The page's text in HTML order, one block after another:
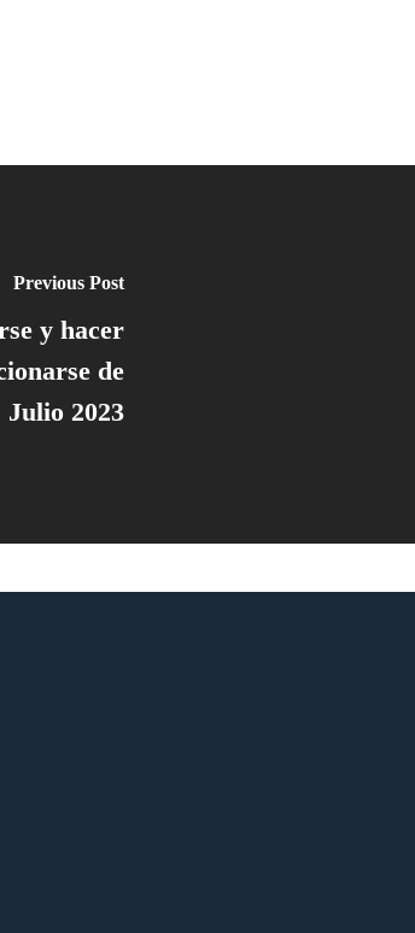
Previous Post
y hacer
de
Julio 2023